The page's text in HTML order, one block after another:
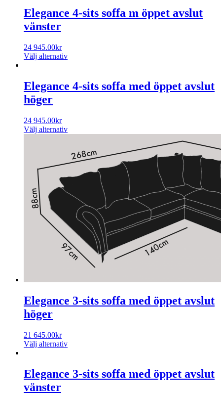
Elegance 4-sits soffa m öppet avslut
vänster
24 945.00kr
Välj alternativ
Elegance 4-sits soffa med öppet avslut
höger
24 945.00kr
Välj alternativ
Elegance 3-sits soffa med öppet avslut
höger
21 645.00kr
Välj alternativ
Elegance 3-sits soffa med öppet avslut
vänster